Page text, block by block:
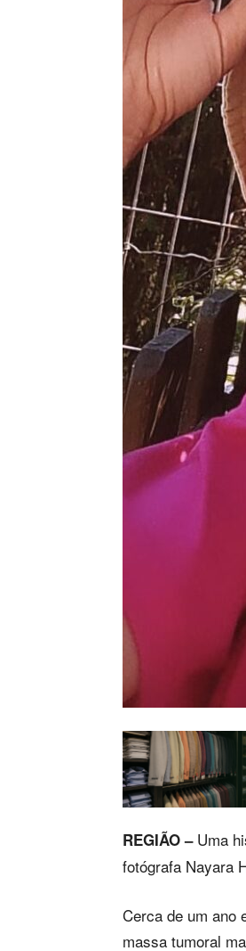
REGIÃO – Uma
fotógrafa Nayara
Cerca de um ano
massa tumoral